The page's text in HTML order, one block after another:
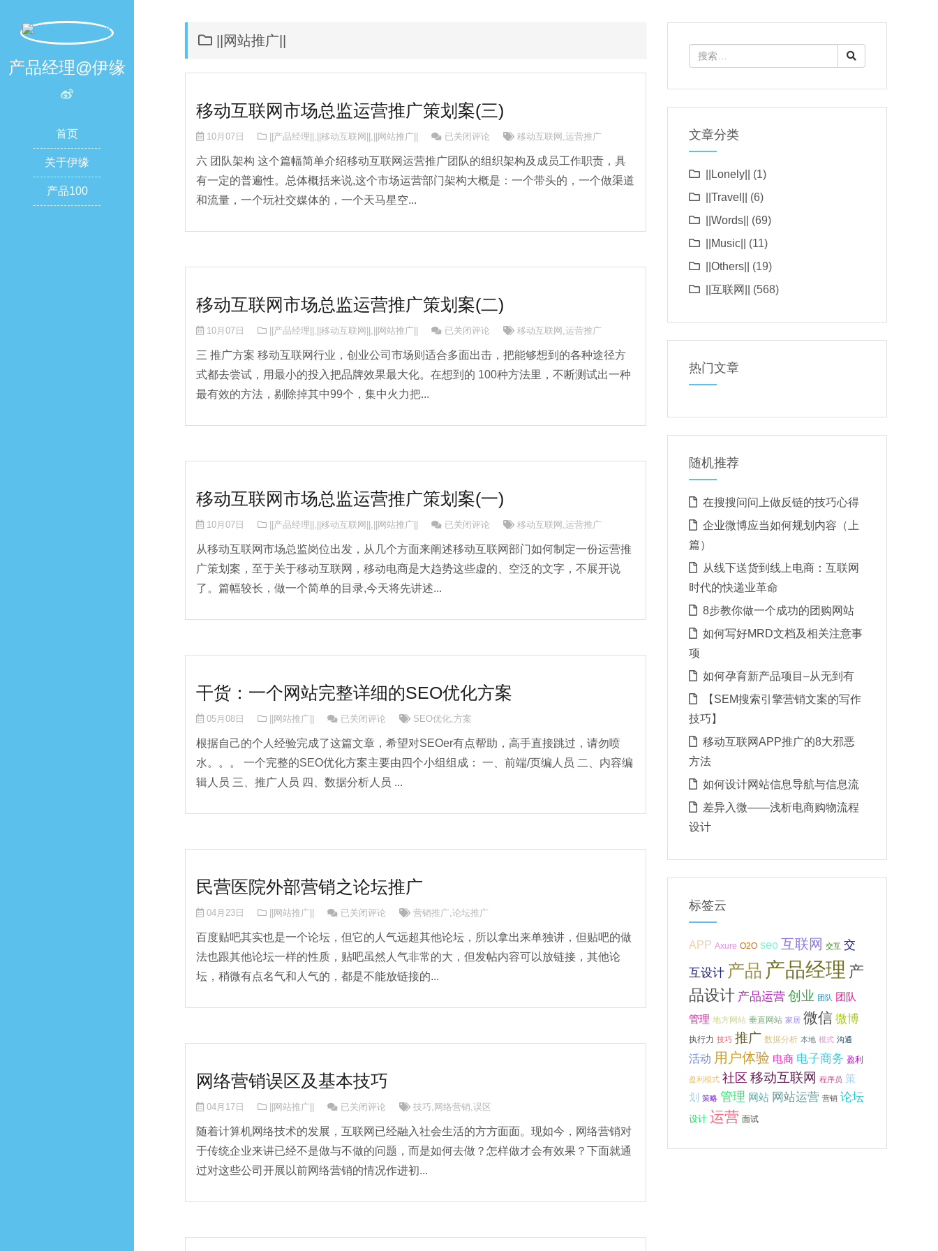
产品经理@伊缘
首页
关于伊缘
产品100
||网站推广||
移动互联网市场总监运营推广策划案(三)
10月07日 ||产品经理|| , ||移动互联网|| , ||网站推广|| 移动互联网市场总监运营推广策划案(三)
已关闭评论 移动互联网 ,运营推广
六 团队架构 这个篇幅简单介绍移动互联网运营推广团队的组织架构及成员工作职责，具
有一定的普遍性。总体概括来说,这个市场运营部门架构大概是：一个带头的，一个做渠道
和流量，一个玩社交媒体的，一个天马星空...
移动互联网市场总监运营推广策划案(二)
10月07日 ||产品经理|| , ||移动互联网|| , ||网站推广|| 移动互联网市场总监运营推广策划案(二)
已关闭评论 移动互联网 ,运营推广
三 推广方案 移动互联网行业，创业公司市场则适合多面出击，把能够想到的各种途径方
式都去尝试，用最小的投入把品牌效果最大化。在想到的 100种方法里，不断测试出一种
最有效的方法，剔除掉其中99个，集中火力把...
移动互联网市场总监运营推广策划案(一)
10月07日 ||产品经理|| , ||移动互联网|| , ||网站推广|| 移动互联网市场总监运营推广策划案(一)
已关闭评论 移动互联网 ,运营推广
从移动互联网市场总监岗位出发，从几个方面来阐述移动互联网部门如何制定一份运营推
广策划案，至于关于移动互联网，移动电商是大趋势这些虚的、空泛的文字，不展开说
了。篇幅较长，做一个简单的目录,今天将先讲述...
干货：一个网站完整详细的SEO优化方案
05月08日 ||网站推广|| 干货：一个网站完整详细的SEO优化方案
已关闭评论 SEO优化,方案
根据自己的个人经验完成了这篇文章，希望对SEOer有点帮助，高手直接跳过，请勿喷
水。。。 一个完整的SEO优化方案主要由四个小组组成： 一、前端/页编人员 二、内容编
辑人员 三、推广人员 四、数据分析人员 ...
民营医院外部营销之论坛推广
04月23日 ||网站推广|| 民营医院外部营销之论坛推广
已关闭评论 营销推广,论坛推广
百度贴吧其实也是一个论坛，但它的人气远超其他论坛，所以拿出来单独讲，但贴吧的做
法也跟其他论坛一样的性质，贴吧虽然人气非常的大，但发帖内容可以放链接，其他论
坛，稍微有点名气和人气的，都是不能放链接的...
网络营销误区及基本技巧
04月17日 ||网站推广|| 网络营销误区及基本技巧
已关闭评论 技巧, 网络营销,误区
随着计算机网络技术的发展，互联网已经融入社会生活的方方面面。现如今，网络营销对
于传统企业来讲已经不是做与不做的问题，而是如何去做？怎样做才会有效果？下面就通
过对这些公司开展以前网络营销的情况作进初...
文章分类
||Lonely||
(1)
||Travel||
(6)
||Words||
(69)
||Music||
(11)
||Others||
(19)
||互联网||
(568)
热门文章
随机推荐
在搜搜问问上做反链的技巧心得
企业微博应当如何规划内容（上
篇）
从线下送货到线上电商：互联网
时代的快递业革命
8步教你做一个成功的团购网站
如何写好MRD文档及相关注意事
项
如何孕育新产品项目–从无到有
【SEM搜索引擎营销文案的写作
技巧】
移动互联网APP推广的8大邪恶
方法
如何设计网站信息导航与信息流
差异入微——浅析电商购物流程
设计
标签云
APP Axure O2O seo 互联网 交互 交
互设计 产品 产品经理 产
品设计 产品运营 创业 团队
团队
管理 地方网站 垂直网站 家居 微信 微博
执行力 技巧 推广 数据分析 本地 模式 沟通
活动 用户体验 电商 电子商务 盈利
盈利模式 社区 移动互联网 程序员 策
划
策略 管理 网站 网站运营 营销 论坛
设计 运营 面试